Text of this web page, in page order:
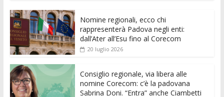
e
b
o
o
k
itt
er l s
A
p
p
ss
e
n
er
di
t
k
e
dI
di
vi
Nomine regionali, ecco chi
rappresenterà Padova negli enti:
dall’Ater all’Esu fino al Corecom
20 luglio 2026
Consiglio regionale, via libera alle
nomine Corecom: c’è la padovana
Sabrina Doni. “Entra” anche Ciambetti